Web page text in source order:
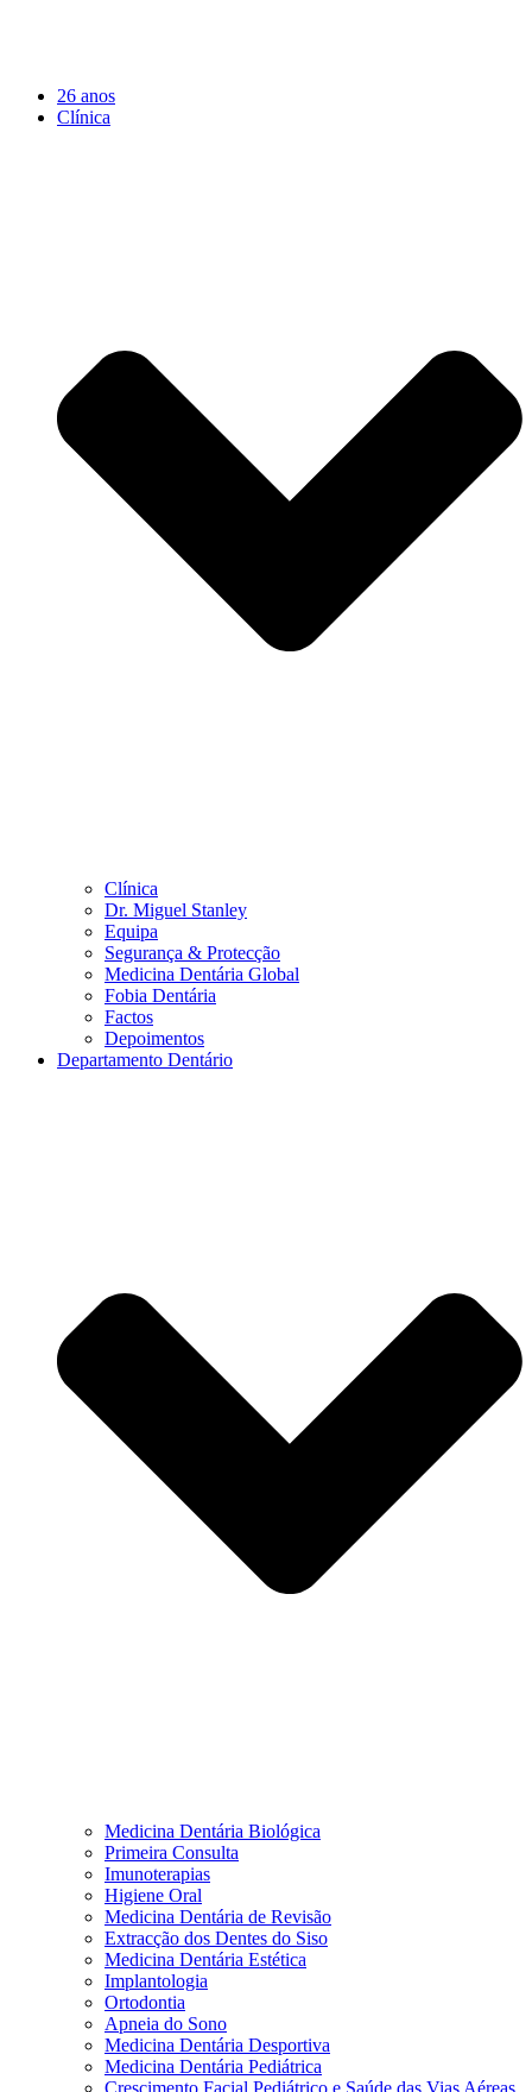
26 anos
Clínica
Clínica
Dr. Miguel Stanley
Equipa
Segurança & Protecção
Medicina Dentária Global
Fobia Dentária
Factos
Depoimentos
Departamento Dentário
Medicina Dentária Biológica
Primeira Consulta
Imunoterapias
Higiene Oral
Medicina Dentária de Revisão
Extracção dos Dentes do Siso
Medicina Dentária Estética
Implantologia
Ortodontia
Apneia do Sono
Medicina Dentária Desportiva
Medicina Dentária Pediátrica